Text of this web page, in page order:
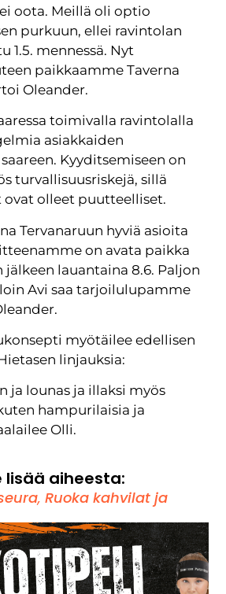
oota. Meillä oli optio
purkuun, ellei ravintolan
1.5. mennessä. Nyt
paikkaamme Taverna
Oleander.
toimivalla ravintolalla
asiakkaiden
Kyyditsemiseen on
turvallisuusriskejä, sillä
olleet puutteelliset.
Tervanaruun hyviä asioita
on avata paikka
lauantaina 8.6. Paljon
Avi saa tarjoilulupamme
myötäilee edellisen
linjauksia:
ja lounas ja illaksi myös
hampurilaisia ja
Olli.
lisää aiheesta:
,Ruoka kahvilat ja